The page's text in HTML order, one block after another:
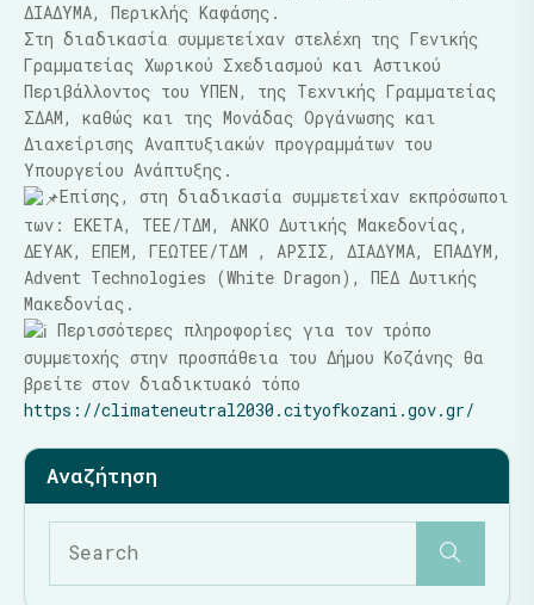
ΔΙΑΔΥΜΑ, Περικλής Καφάσης.
Στη διαδικασία συμμετείχαν στελέχη της Γενικής
Γραμματείας Χωρικού Σχεδιασμού και Αστικού
Περιβάλλοντος του ΥΠΕΝ, της Τεχνικής Γραμματείας
ΣΔΑΜ, καθώς και της Μονάδας Οργάνωσης και
Διαχείρισης Αναπτυξιακών προγραμμάτων του
Υπουργείου Ανάπτυξης.
Επίσης, στη διαδικασία συμμετείχαν εκπρόσωποι
των: ΕΚΕΤΑ, ΤΕΕ/ΤΔΜ, ΑΝΚΟ Δυτικής Μακεδονίας,
ΔΕΥΑΚ, ΕΠΕΜ, ΓΕΩΤΕΕ/ΤΔΜ , ΑΡΣΙΣ, ΔΙΑΔΥΜΑ, ΕΠΑΔΥΜ,
Αdvent Technologies (White Dragon), ΠΕΔ Δυτικής
Μακεδονίας.
Περισσότερες πληροφορίες για τον τρόπο
συμμετοχής στην προσπάθεια του Δήμου Κοζάνης θα
βρείτε στον διαδικτυακό τόπο
https://climateneutral2030.cityofkozani.gov.gr/